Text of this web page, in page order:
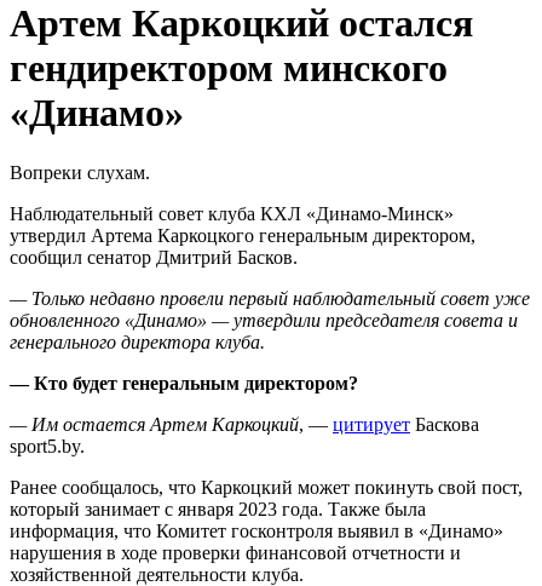
Артем Каркоцкий остался
гендиректором минского
«Динамо»
Вопреки слухам.
Наблюдательный совет клуба КХЛ «Динамо-Минск»
утвердил Артема Каркоцкого генеральным директором,
сообщил сенатор Дмитрий Басков.
— Только недавно провели первый наблюдательный совет уже
обновленного «Динамо» — утвердили председателя совета и
генерального директора клуба.
— Кто будет генеральным директором?
— Им остается Артем Каркоцкий, — цитирует Баскова
sport5.by.
Ранее сообщалось, что Каркоцкий может покинуть свой пост,
который занимает с января 2023 года. Также была
информация, что Комитет госконтроля выявил в «Динамо»
нарушения в ходе проверки финансовой отчетности и
хозяйственной деятельности клуба.